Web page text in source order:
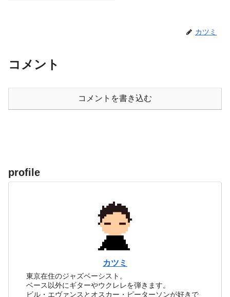
カツミ
コメント
コメントを書き込む
profile
カツミ
東京在住のジャズベーシスト。
ベース以外にギターやウクレレを弾きます。
ビル・エヴァンスとオスカー・ピーターソンが好きで